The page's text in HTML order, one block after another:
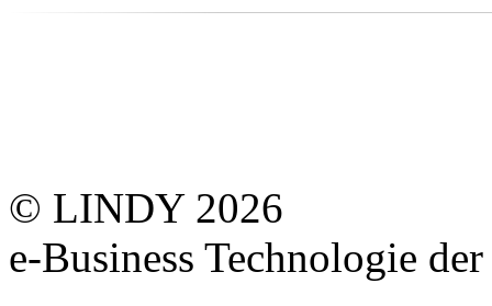
© LINDY 2026
e-Business Technologie